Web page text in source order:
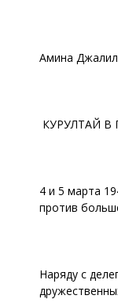
Амина
КУРУЛТАЙ В
4 и 5 марта
против
Наряду с